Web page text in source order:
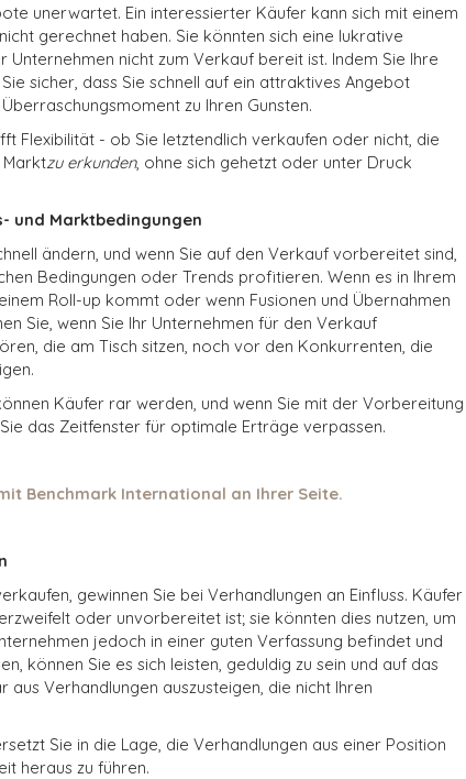
unerwartet. Ein interessierter Käufer kann sich mit einem
gerechnet haben. Sie könnten sich eine lukrative
Unternehmen nicht zum Verkauf bereit ist. Indem Sie Ihre
sicher, dass Sie schnell auf ein attraktives Angebot
zu Ihren Gunsten.
Flexibilität - ob Sie letztendlich verkaufen oder nicht, die
Marktzu erkunden, ohne sich gehetzt oder unter Druck
und Marktbedingungen
ändern, und wenn Sie auf den Verkauf vorbereitet sind,
Bedingungen oder Trends profitieren. Wenn es in Ihrem
Roll-up kommt oder wenn Fusionen und Übernahmen
Sie, wenn Sie Ihr Unternehmen für den Verkauf
die am Tisch sitzen, noch vor den Konkurrenten, die
Käufer rar werden, und wenn Sie mit der Vorbereitung
das Zeitfenster für optimale Erträge verpassen.
Benchmark International an Ihrer Seite.
gewinnen Sie bei Verhandlungen an Einfluss. Käufer
oder unvorbereitet ist; sie könnten dies nutzen, um
jedoch in einer guten Verfassung befindet und
können Sie es sich leisten, geduldig zu sein und auf das
aus Verhandlungen auszusteigen, die nicht Ihren
Sie in die Lage, die Verhandlungen aus einer Position
heraus zu führen.